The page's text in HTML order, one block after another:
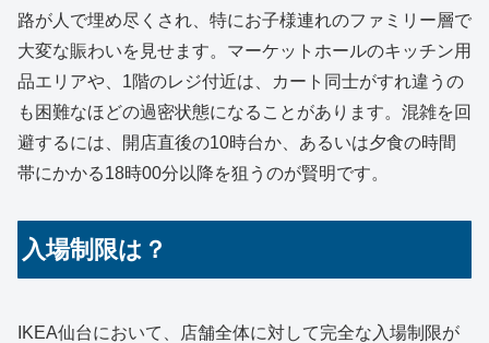
路が人で埋め尽くされ、特にお子様連れのファミリー層で
大変な賑わいを見せます。マーケットホールのキッチン用
品エリアや、1階のレジ付近は、カート同士がすれ違うの
も困難なほどの過密状態になることがあります。混雑を回
避するには、開店直後の10時台か、あるいは夕食の時間
帯にかかる18時00分以降を狙うのが賢明です。
入場制限は？
IKEA仙台において、店舗全体に対して完全な入場制限が